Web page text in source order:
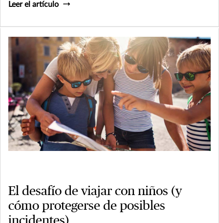
Leer el artículo
El desafío de viajar con niños (y
cómo protegerse de posibles